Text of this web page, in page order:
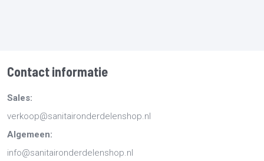
Contact informatie
Sales:
verkoop@sanitaironderdelenshop.nl
Algemeen:
info@sanitaironderdelenshop.nl